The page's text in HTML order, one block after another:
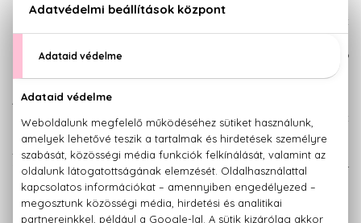
Divatszerkesztő Klub díját, majd bebizonyította, hogy igenis
képes drámai hatást kelteni. 1978-ban tartott
divatbemutatójának helyéül egy cirkuszi sátrat választott,
ruháit lóháton egyensúlyozó akrobatákkal vonultatta fel, ő
A márka parfüm vonala 1988-ban indult. Első férfi illata, a
Kenzo pour Homme ellenben csak három év múlva született
meg. A parfüm kifejezetten fűszeres illatát a gyömbér,
szerecsendió és koriander adja, így egy igazán misztikus,
indiai hangulatot teremt viselője körül. Párja, a Kenzo pour
Femme ellenben egy kalandos, romantikus illat a szerelmes
regényeket kedvelő hölgyeknek.